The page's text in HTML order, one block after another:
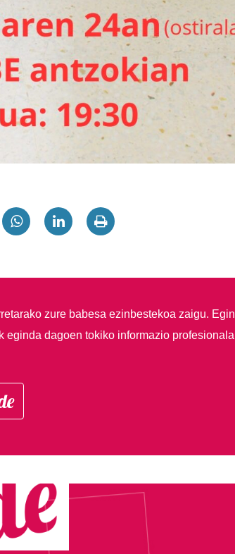
zure babesa ezinbestekoa zaigu. Egin
eginda dagoen tokiko informazio profesionala